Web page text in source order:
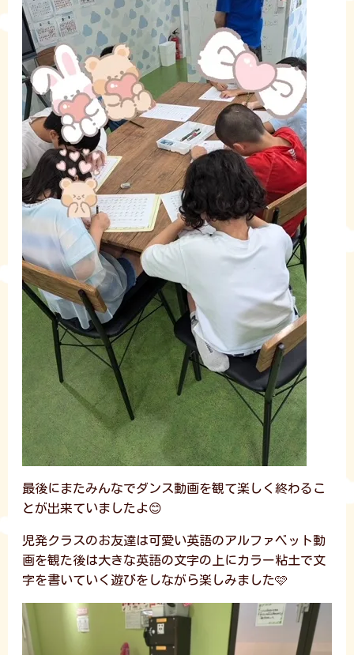
最後にまたみんなでダンス動画を観て楽しく終わるこ
とが出来ていましたよ😊
児発クラスのお友達は可愛い英語のアルファベット動
画を観た後は大きな英語の文字の上にカラー粘土で文
字を書いていく遊びをしながら楽しみました🩷